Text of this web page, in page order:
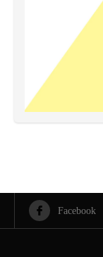
Facebook